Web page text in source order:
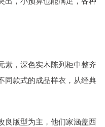
素，深色实木陈列柜中整齐
同款式的成品样衣，从经典
良版型为主，他们家涵盖西